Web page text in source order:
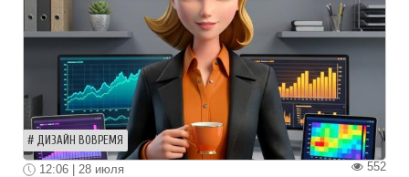
ДИЗАЙН ВОВРЕМЯ
552
12:06 | 28 июля